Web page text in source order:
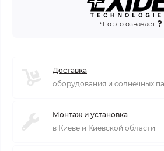
Что это означает
Доставка
оборудования и солнечных
Монтаж и установка
в Киеве и Киевской области